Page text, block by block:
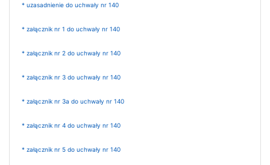
* uzasadnienie do uchwały nr 140
* załącznik nr 1 do uchwały nr 140
* załącznik nr 2 do uchwały nr 140
* załącznik nr 3 do uchwały nr 140
* załącznik nr 3a do uchwały nr 140
* załącznik nr 4 do uchwały nr 140
* załącznik nr 5 do uchwały nr 140